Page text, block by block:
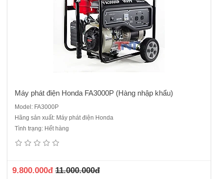
Máy phát điện Honda FA3000P (Hàng nhập khẩu)
Model: FA3000P
Hãng sản xuất: Máy phát điện Honda
Tình trạng: Hết hàng
9.800.000đ 11.000.000đ
Máy phát điện Honda Hữu Toàn HG5500 máy chính hãng honda MÁY
quayĐiện áp xoay chiều V 220 / 240Công suất liên tục kVA 4.0/